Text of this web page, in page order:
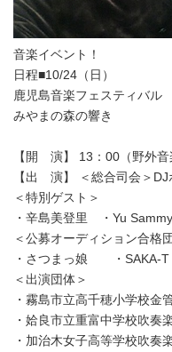
音楽イベント！
日程■10/24（日）
鹿児島音楽フェスティバル
みやまの森の響き
【開 演】 13：00（野外音
【出 演】 ＜総合司会＞DJ
＜特別ゲスト＞
・辛島美登里 ・Yu
＜公募オーディション合格
・さつまっ娘 ・SAKA-T
＜出演団体＞
・霧島市立高千穂小学校金
・姶良市立重富中学校吹奏
・加治木女子高等学校吹奏